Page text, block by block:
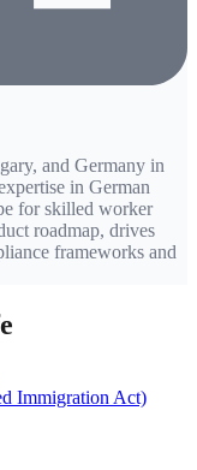
and Germany in
in German
for skilled worker
roadmap, drives
frameworks and
Immigration Act)